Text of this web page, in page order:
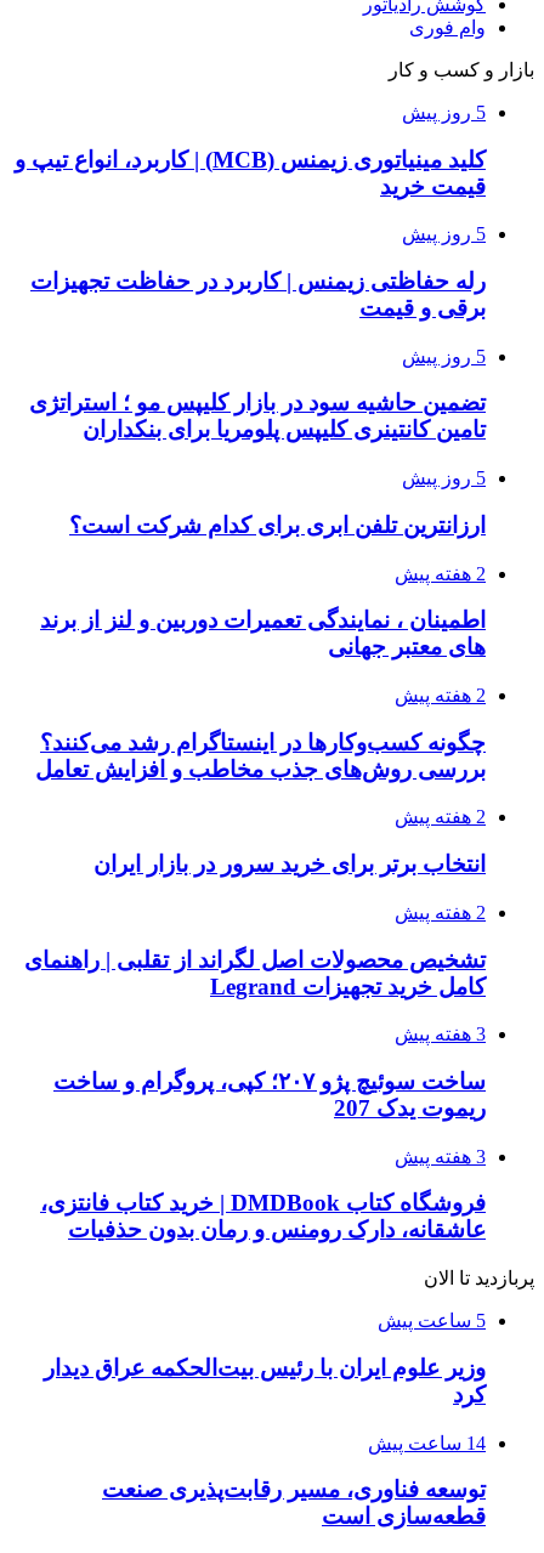
وام فوری
بازار و کسب و کار
5 روز پیش
کلید مینیاتوری زیمنس (MCB) | کاربرد، انواع تیپ و
قیمت خرید
5 روز پیش
رله حفاظتی زیمنس | کاربرد در حفاظت تجهیزات
برقی و قیمت
5 روز پیش
تضمین حاشیه سود در بازار کلیپس مو ؛ استراتژی
تامین کانتینری کلیپس پلومریا برای بنکداران
5 روز پیش
ارزانترین تلفن ابری برای کدام شرکت است؟
2 هفته پیش
اطمینان ، نمایندگی تعمیرات دوربین و لنز از برند
های معتبر جهانی
2 هفته پیش
چگونه کسب‌وکارها در اینستاگرام رشد می‌کنند؟
بررسی روش‌های جذب مخاطب و افزایش تعامل
2 هفته پیش
انتخاب برتر برای خرید سرور در بازار ایران
2 هفته پیش
تشخیص محصولات اصل لگراند از تقلبی | راهنمای
کامل خرید تجهیزات Legrand
3 هفته پیش
ساخت سوئیچ پژو ۲۰۷؛ کپی، پروگرام و ساخت
ریموت یدک 207
3 هفته پیش
فروشگاه کتاب DMDBook | خرید کتاب فانتزی،
عاشقانه، دارک رومنس و رمان بدون حذفیات
پربازدید تا الان
5 ساعت پیش
وزیر علوم ایران با رئیس بیت‌الحکمه عراق دیدار
کرد
14 ساعت پیش
توسعه فناوری، مسیر رقابت‌پذیری صنعت
قطعه‌سازی است